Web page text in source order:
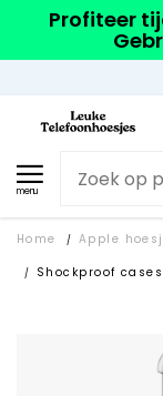
Profiteer
menu
Home / Apple
/ Shockproof cases